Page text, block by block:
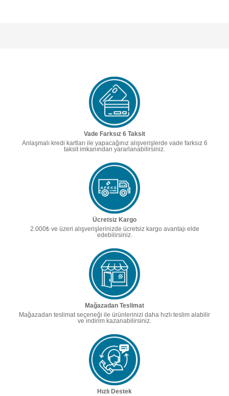
Vade Farksız 6 Taksit
Anlaşmalı kredi kartları ile yapacağınız alışverişlerde vade farksız 6
taksit imkanından yararlanabilirsiniz.
Ücretsiz Kargo
2.000₺ ve üzeri alışverişlerinizde ücretsiz kargo avantajı elde
edebilirsiniz.
Mağazadan Teslimat
Mağazadan teslimat seçeneği ile ürünlerinizi daha hızlı teslim alabilir
ve indirim kazanabilirsiniz.
Hızlı Destek